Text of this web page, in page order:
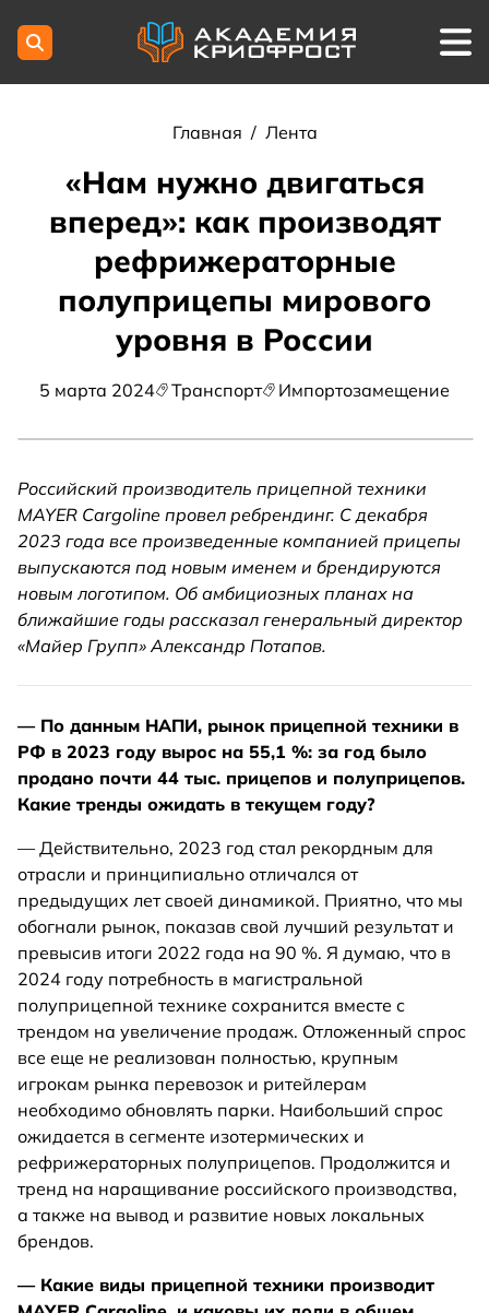
Главная / Лента
«Нам нужно двигаться
вперед»: как производят
рефрижераторные
полуприцепы мирового
уровня в России
5 марта 2024 Транспорт Импортозамещение
Российский производитель прицепной техники
MAYER Cargoline провел ребрендинг. С декабря
2023 года все произведенные компанией прицепы
выпускаются под новым именем и брендируются
новым логотипом. Об амбициозных планах на
ближайшие годы рассказал генеральный директор
«Майер Групп» Александр Потапов.
— По данным НАПИ, рынок прицепной техники в
РФ в 2023 году вырос на 55,1 %: за год было
продано почти 44 тыс. прицепов и полуприцепов.
Какие тренды ожидать в текущем году?
— Действительно, 2023 год стал рекордным для
отрасли и принципиально отличался от
предыдущих лет своей динамикой. Приятно, что мы
обогнали рынок, показав свой лучший результат и
превысив итоги 2022 года на 90 %. Я думаю, что в
2024 году потребность в магистральной
полуприцепной технике сохранится вместе с
трендом на увеличение продаж. Отложенный спрос
все еще не реализован полностью, крупным
игрокам рынка перевозок и ритейлерам
необходимо обновлять парки. Наибольший спрос
ожидается в сегменте изотермических и
рефрижераторных полуприцепов. Продолжится и
тренд на наращивание российского производства,
а также на вывод и развитие новых локальных
брендов.
— Какие виды прицепной техники производит